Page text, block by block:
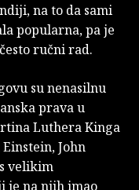
na to da sami
popularna, pa je
ručni rad.
su nenasilnu
prava u
Luthera Kinga
John
velikim
je na njih imao